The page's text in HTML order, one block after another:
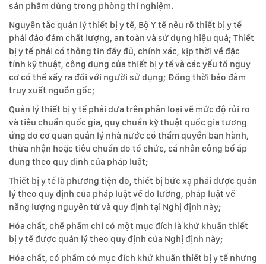
sản phẩm dùng trong phòng thí nghiệm.
Nguyên tắc quản lý thiết bị y tế, Bộ Y tế nêu rõ thiết bị y tế
phải đảo đảm chất lượng, an toàn và sử dụng hiệu quả; Thiết
bị y tế phải có thông tin đầy đủ, chính xác, kịp thời về đặc
tính kỹ thuật, công dụng của thiết bị y tế và các yếu tố nguy
cơ có thể xẩy ra đối với người sử dụng; Đồng thời bảo đảm
truy xuất nguồn gốc;
Quản lý thiết bị y tế phải dựa trên phân loại về mức độ rủi ro
và tiêu chuẩn quốc gia, quy chuẩn kỹ thuật quốc gia tương
ứng do cơ quan quản lý nhà nước có thẩm quyền ban hành,
thừa nhận hoặc tiêu chuẩn do tổ chức, cá nhân công bố áp
dụng theo quy định của pháp luật;
Thiết bị y tế là phương tiện đo, thiết bị bức xạ phải được quản
lý theo quy định của pháp luật về đo lường, pháp luật về
năng lượng nguyên tử và quy định tại Nghị định này;
Hóa chất, chế phẩm chỉ có một mục đích là khử khuẩn thiết
bị y tế được quản lý theo quy định của Nghị định này;
Hóa chất, có phẩm có mục đích khử khuẩn thiết bị y tế nhưng